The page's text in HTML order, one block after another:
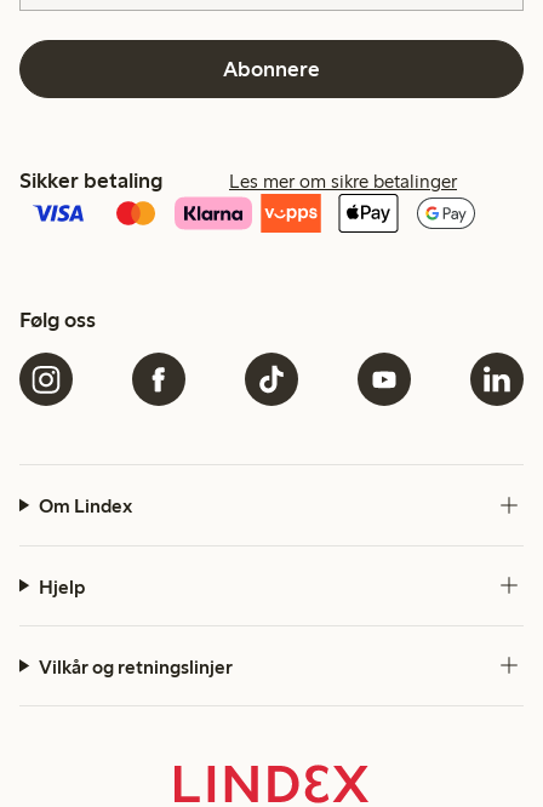
Abonnere
Sikker betaling Les mer om sikre betalinger
Følg oss
Om Lindex
Hjelp
Vilkår og retningslinjer